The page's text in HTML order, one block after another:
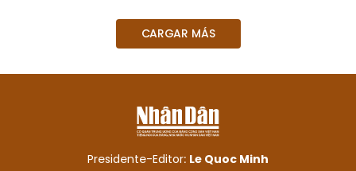
SOCIEDAD
CULTURA - ENTRETENIMIENTO
INTERNACIONAL
CARGAR MÁS
Presidente-Editor: Le Quoc Minh